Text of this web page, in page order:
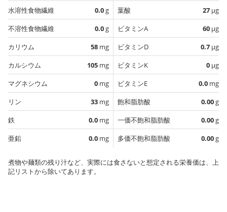
水溶性食物繊維
0.0g
不溶性食物繊維
0.0g
カリウム
58 mg
カルシウム
105 mg
マグネシウム
0 mg
リン
33 mg
鉄
0.0 mg
亜鉛
0.0 mg
葉酸
27 µg
ビタミンA
60 µg
ビタミンD
0.7 µg
ビタミンK
0 µg
ビタミンE
0.0 mg
飽和脂肪酸
0.00g
一価不飽和脂肪酸
0.00g
多価不飽和脂肪酸
0.00g
煮物や麺類の残り汁など、実際には食さないと想定される栄養価は、上
記リストから除いてあります。